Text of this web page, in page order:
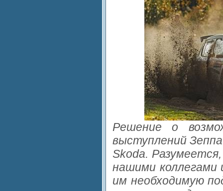
Решение о
выступлений
Skoda.
нашими коллегами
им необходимую